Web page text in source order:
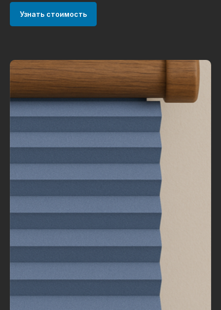
Узнать стоимость